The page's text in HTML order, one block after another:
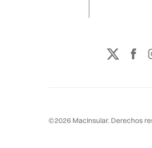
©2026 MacInsular. Derechos